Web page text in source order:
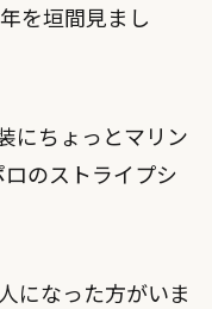
を垣間見まし
にちょっとマリン
のストライプシ
になった方がいま